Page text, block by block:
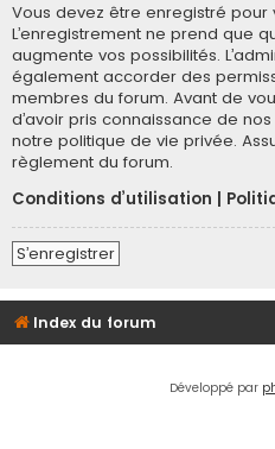
Vous devez être enregistré pour
L’enregistrement ne prend que
augmente vos possibilités.
également accorder des
membres du forum. Avant de
d’avoir pris connaissance de
notre politique de vie privée.
règlement du forum.
Conditions d’utilisation
S’enregistrer
Index du forum
Développé par